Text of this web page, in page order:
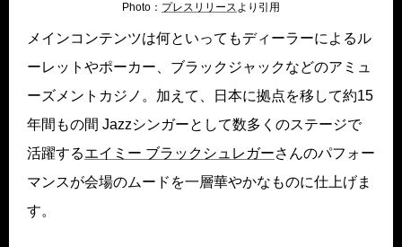
Photo： プレスリリ ースより引用
メインコンテンツは何といってもディーラーによるル
ーレットやポーカー、ブラックジャックなどのアミュ
ーズメントカジノ。加えて、日本に拠点を移して約15
年間もの間 Jazzシンガーとして数多くのステージで
活躍するエイミー ブラック シュレガーさんのパフォー
マンスが会場のムードを一層華やかなものに仕上げま
す。